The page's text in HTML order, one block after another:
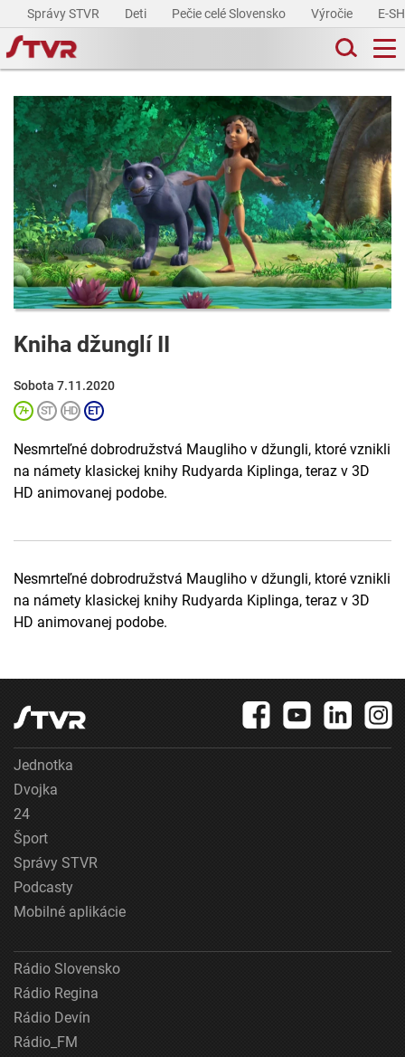
Správy STVR Deti Pečie celé Slovensko Výročie E-
Kniha džunglí II
Sobota 7.11.2020
Nesmrteľné dobrodružstvá Maugliho v džungli, ktoré vznikli
na námety klasickej knihy Rudyarda Kiplinga, teraz v 3D
HD animovanej podobe.
Nesmrteľné dobrodružstvá Maugliho v džungli, ktoré vznikli
na námety klasickej knihy Rudyarda Kiplinga, teraz v 3D
HD animovanej podobe.
Jednotka
Dvojka
24
Šport
Správy STVR
Podcasty
Mobilné aplikácie
Rádio Slovensko
Rádio Regina
Rádio Devín
Rádio_FM